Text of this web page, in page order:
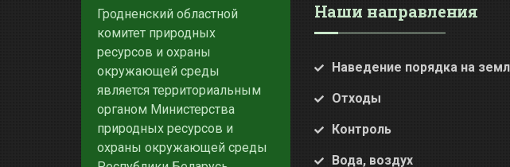
Гродненский областной
комитет природных
ресурсов и охраны
окружающей среды
является территориальным
органом Министерства
природных ресурсов и
охраны окружающей среды
Наши направления
Наведение порядка на
Отходы
Контроль
Вода, воздух